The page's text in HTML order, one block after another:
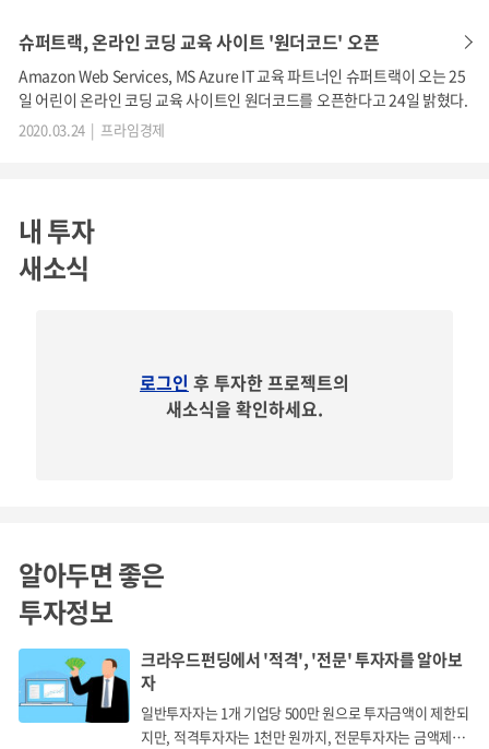
슈퍼트랙, 온라인 코딩 교육 사이트 '원더코드' 오픈
Amazon Web Services, MS Azure IT 교육 파트너인 슈퍼트랙이 오는 25
일 어린이 온라인 코딩 교육 사이트인 원더코드를 오픈한다고 24일 밝혔다.
2020.03.24 | 프라임경제
내 투자
새소식
로그인 후 투자한 프로젝트의
새소식을 확인하세요.
알아두면 좋은
투자정보
크라우드펀딩에서 '적격', '전문' 투자자를 알아보
자
일반투자자는 1개 기업당 500만 원으로 투자금액이 제한되
지만, 적격투자자는 1천만 원까지, 전문투자자는 금액제한